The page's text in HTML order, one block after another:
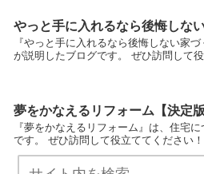
やっと手に入れるなら後悔しな
『やっと手に入れるなら後悔しない家
が説明したブログです。 ぜひ訪問して
夢をかなえるリフォーム【決定版
『夢をかなえるリフォーム』は、住宅
です。 ぜひ訪問して役立ててください